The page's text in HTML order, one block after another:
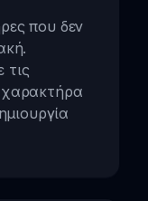
που δεν
τις
χαρακτήρα